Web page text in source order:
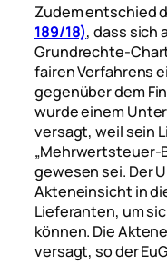
Zudem entschied
189/18), dass sich
Grundrechte-
fairen Verfahrens
gegenüber dem
wurde einem
versagt, weil sein
„Mehrwertsteuer-
gewesen sei. Der
Akteneinsicht in
Lieferanten, um
können. Die
versagt, so der